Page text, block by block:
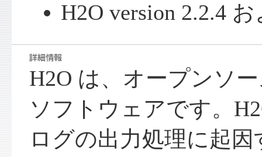
H2O version 2.2.4
H2O は、オープンソ
ソフトウェアです。
ログの出力処理に起